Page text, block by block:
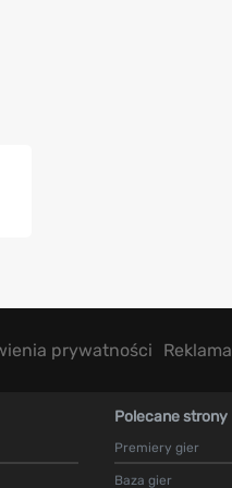
prywatności Reklama
Polecane strony
Premiery gier
Baza gier